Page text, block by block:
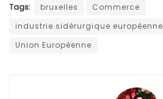
Tags: bruxelles
Commerce
industrie sidérurgique européenne
Union Européenne